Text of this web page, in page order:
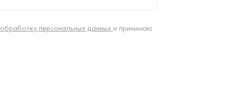
обработку персональных данных и принимаю